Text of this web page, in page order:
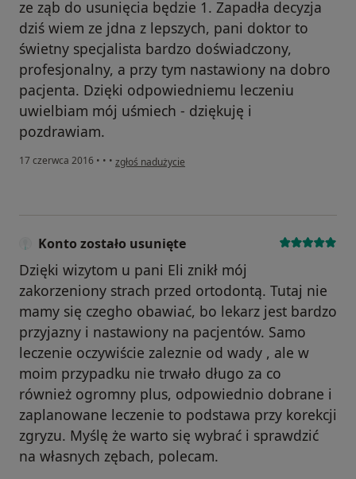
ze ząb do usunięcia będzie 1. Zapadła decyzja
dziś wiem ze jdna z lepszych, pani doktor to
świetny specjalista bardzo doświadczony,
profesjonalny, a przy tym nastawiony na dobro
pacjenta. Dzięki odpowiedniemu leczeniu
uwielbiam mój uśmiech - dziękuję i
pozdrawiam.
17 czerwca 2016 • • • w opinii użytkownika Konto zostało usunięte
zgłoś nadużycie
Konto zostało usunięte
Dzięki wizytom u pani Eli znikł mój
zakorzeniony strach przed ortodontą. Tutaj nie
mamy się czegho obawiać, bo lekarz jest bardzo
przyjazny i nastawiony na pacjentów. Samo
leczenie oczywiście zaleznie od wady , ale w
moim przypadku nie trwało długo za co
również ogromny plus, odpowiednio dobrane i
zaplanowane leczenie to podstawa przy korekcji
zgryzu. Myślę że warto się wybrać i sprawdzić
na własnych zębach, polecam.